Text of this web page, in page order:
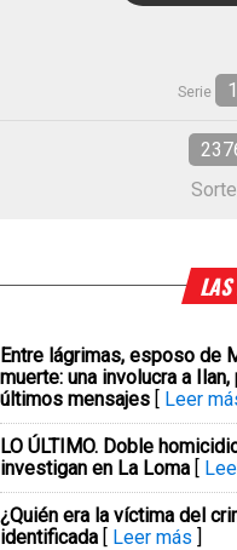
Serie
Entre lágrimas, esposo de
muerte: una involucra a
últimos mensajes [ Leer
LO ÚLTIMO. Doble
investigan en La Loma [
¿Quién era la víctima del
identificada [ Leer más ]